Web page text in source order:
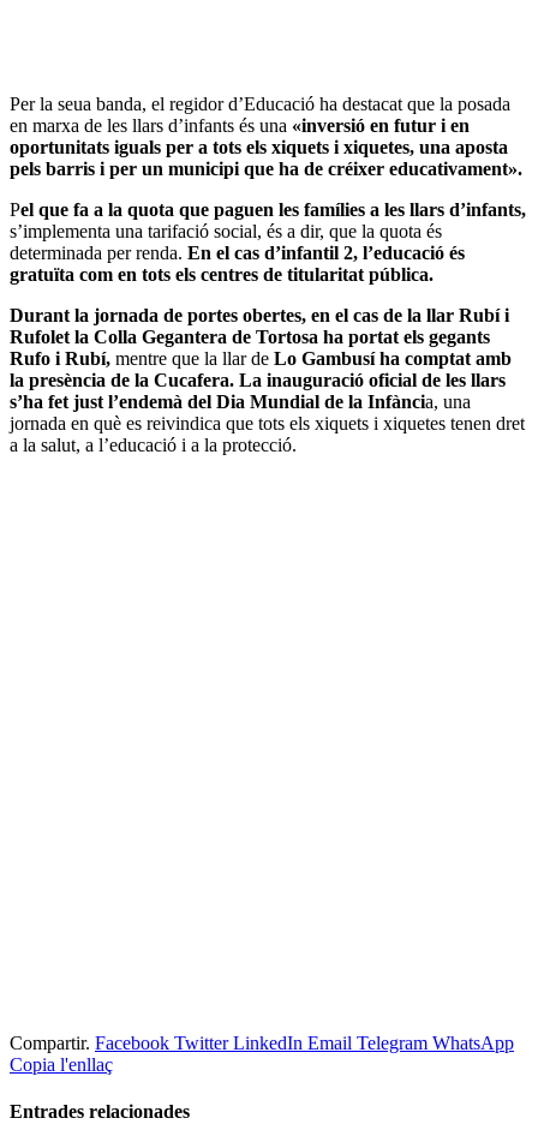
Per la seua banda, el regidor d’Educació ha destacat que la posada
en marxa de les llars d’infants és una «inversió en futur i en
oportunitats iguals per a tots els xiquets i xiquetes, una aposta
pels barris i per un municipi que ha de créixer educativament».
Pel que fa a la quota que paguen les famílies a les llars d’infants,
s’implementa una tarifació social, és a dir, que la quota és
determinada per renda. En el cas d’infantil 2, l’educació és
gratuïta com en tots els centres de titularitat pública.
Durant la jornada de portes obertes, en el cas de la llar Rubí i
Rufolet la Colla Gegantera de Tortosa ha portat els gegants
Rufo i Rubí, mentre que la llar de Lo Gambusí ha comptat amb
la presència de la Cucafera. La inauguració oficial de les llars
s’ha fet just l’endemà del Dia Mundial de la Infància, una
jornada en què es reivindica que tots els xiquets i xiquetes tenen dret
a la salut, a l’educació i a la protecció.
Compartir. Facebook Twitter LinkedIn Email Telegram WhatsApp
Copia l'enllaç
Entrades relacionades